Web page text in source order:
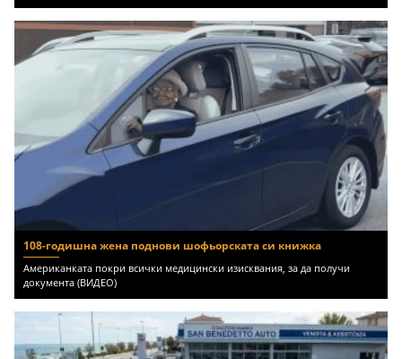
108-годишна жена поднови шофьорската си книжка
Американката покри всички медицински изисквания, за да получи
документа (ВИДЕО)